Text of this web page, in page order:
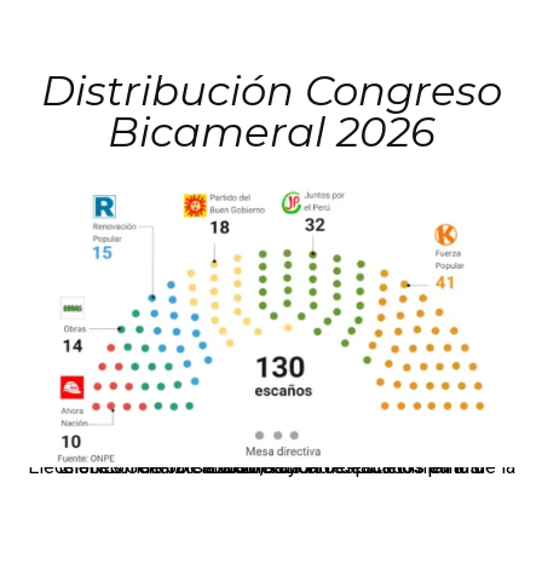
Distribución Congreso
Bicameral 2026
El JNE oficializó la distribución de escaños para la elección de 60 senadores y 130 diputados en las Elecciones Generales 2026, tras el restablecimiento de la Bicameralidad.